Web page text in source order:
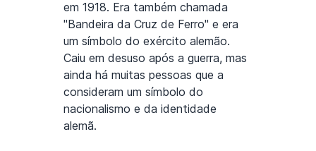
em 1918. Era também chamada
"Bandeira da Cruz de Ferro" e era
um símbolo do exército alemão.
Caiu em desuso após a guerra, mas
ainda há muitas pessoas que a
consideram um símbolo do
nacionalismo e da identidade
alemã.